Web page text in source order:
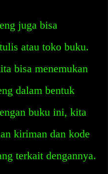
juga bisa
atau toko buku.
bisa menemukan
dalam bentuk
buku ini, kita
kiriman dan kode
terkait dengannya.